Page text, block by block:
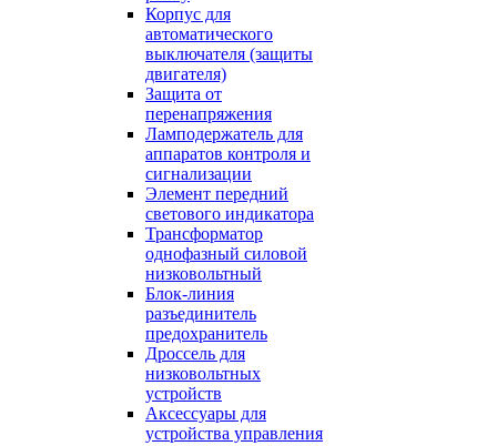
Корпус для
автоматического
выключателя (защиты
двигателя)
Защита от
перенапряжения
Ламподержатель для
аппаратов контроля и
сигнализации
Элемент передний
светового индикатора
Трансформатор
однофазный силовой
низковольтный
Блок-линия
разъединитель
предохранитель
Дроссель для
низковольтных
устройств
Аксессуары для
устройства управления